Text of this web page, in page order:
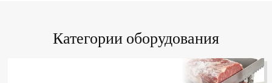
Категории оборудования